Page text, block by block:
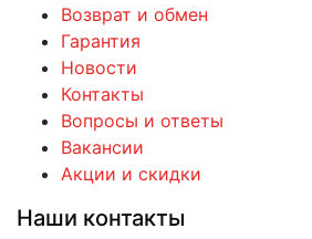
Возврат и обмен
Гарантия
Новости
Контакты
Вопросы и ответы
Вакансии
Акции и скидки
Наши контакты